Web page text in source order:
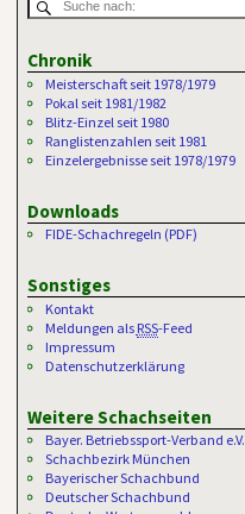
Chronik
Meisterschaft seit 1978/1979
Pokal seit 1981/1982
Blitz-Einzel seit 1980
Ranglistenzahlen seit 1981
Einzelergebnisse seit 1978/1979
Downloads
FIDE-Schachregeln (PDF)
Sonstiges
Kontakt
Meldungen als RSS-Feed
Impressum
Datenschutzerklärung
Weitere Schachseiten
Bayer. Betriebssport-Verband e.V.
Schachbezirk München
Bayerischer Schachbund
Deutscher Schachbund